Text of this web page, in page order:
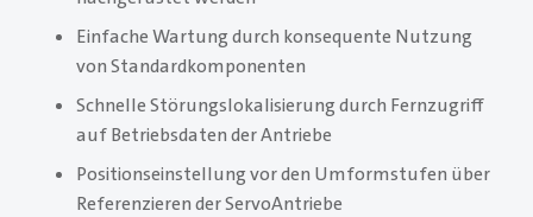
Einfache Wartung durch konsequente Nutzung
von Standardkomponenten
Schnelle Störungslokalisierung durch Fernzugriff
auf Betriebsdaten der Antriebe
Positionseinstellung vor den Umformstufen über
Referenzieren der Servo­Antriebe